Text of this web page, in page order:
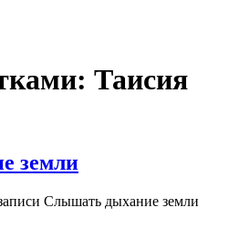
Таисия
земли
Слышать дыхание земли